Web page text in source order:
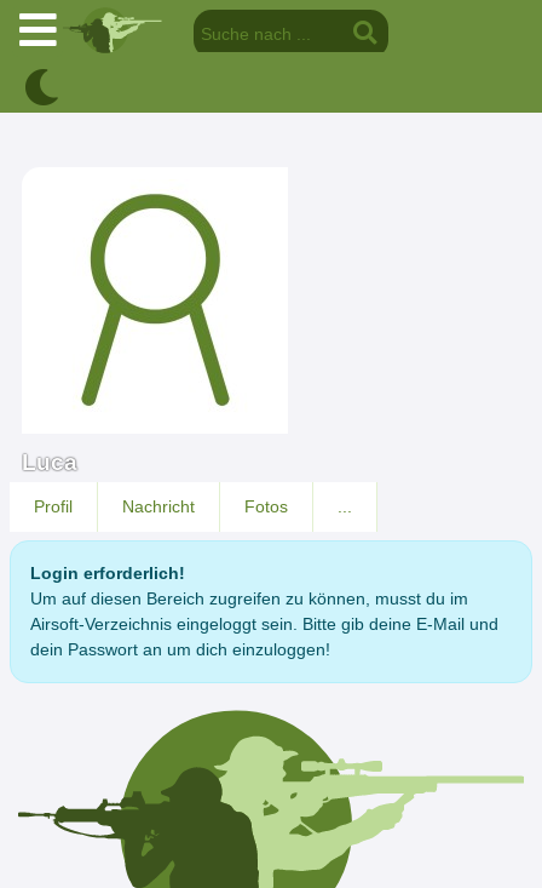
Luca
Profil Nachricht Fotos
Login erforderlich!
Um auf diesen Bereich zugreifen zu können, musst du im
Airsoft-Verzeichnis eingeloggt sein. Bitte gib deine E-Mail und
dein Passwort an um dich einzuloggen!